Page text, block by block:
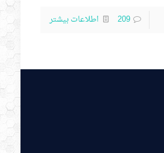
209 اطلاعات بیشتر